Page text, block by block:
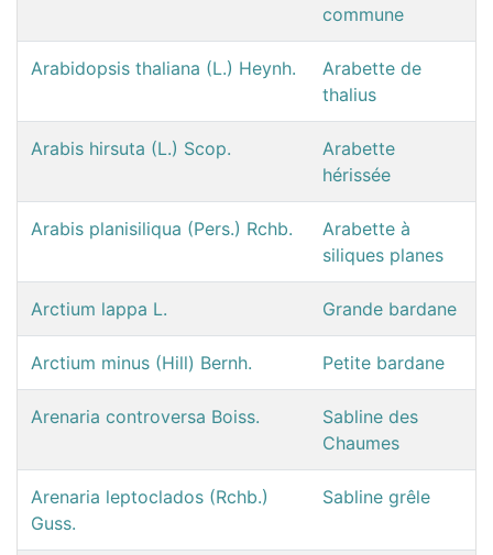
commune
Arabidopsis thaliana (L.) Heynh.
Arabette de
thalius
Arabis hirsuta (L.) Scop.
Arabette
hérissée
Arabis planisiliqua (Pers.) Rchb.
Arabette à
siliques planes
Arctium lappa L. Grande bardane
Arctium minus (Hill) Bernh. Petite bardane
Arenaria controversa Boiss.
Sabline des
Chaumes
Arenaria leptoclados (Rchb.)
Guss.
Sabline grêle